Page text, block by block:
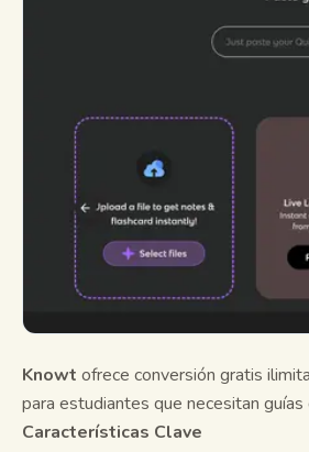
Knowt ofrece conversión gratis
para estudiantes que necesitan
Características Clave